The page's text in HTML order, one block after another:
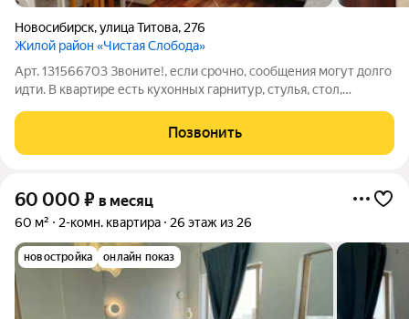
Новосибирск,улица Титова, 276
Жилой район «Чистая Слобода»
Арт. 131566703 Звоните!, если срочно, сообщения могут долго
идти. В квартире есть кухонных гарнитур, стулья, стол,
Позвонить
60 000 ₽ в месяц
60 м² 2-комн. квартира 26 этаж из 26
новостройка онлайн показ